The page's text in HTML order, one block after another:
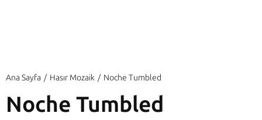
Ana Sayfa Hasır Mozaik Noche Tumbled
Noche Tumbled